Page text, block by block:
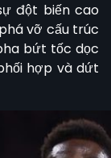
đột biến cao
vỡ cấu trúc
bứt tốc dọc
hợp và dứt